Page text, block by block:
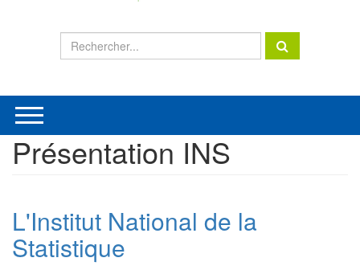
Présentation INS
L'Institut National de la
Statistique